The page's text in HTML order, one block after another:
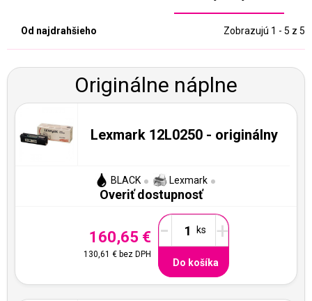
Od najdrahšieho Zobrazujú 1 - 5 z 5
Originálne náplne
Lexmark 12L0250 - originálny
BLACK Lexmark
Overiť dostupnosť
160,65 €
130,61 €bez DPH
- +
Do košíka